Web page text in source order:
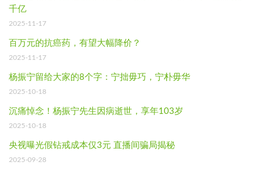
千亿
2025-11-17
百万元的抗癌药，有望大幅降价？
2025-11-17
杨振宁留给大家的8个字：宁拙毋巧，宁朴毋华
2025-10-18
沉痛悼念！杨振宁先生因病逝世，享年103岁
2025-10-18
央视曝光假钻戒成本仅3元 直播间骗局揭秘
2025-09-28